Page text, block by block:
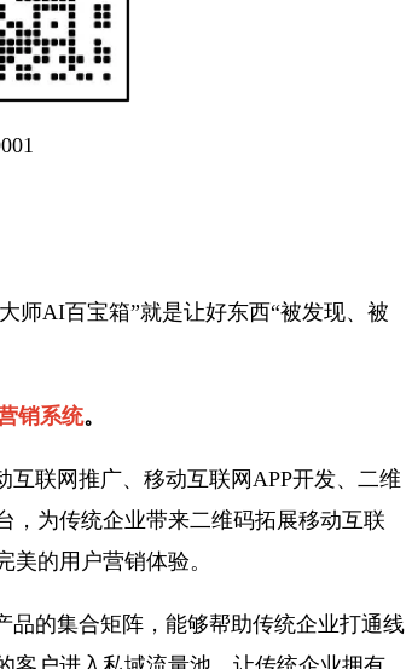
师AI百宝箱”就是让好东西“被发现、被
销系统。
联网推广、移动互联网APP开发、二维
，为传统企业带来二维码拓展移动互联
的用户营销体验。
品的集合矩阵，能够帮助传统企业打通线